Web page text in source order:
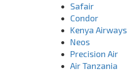
Safair
Condor
Kenya Airways
Neos
Precision Air
Air Tanzania